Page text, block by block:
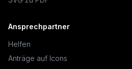
Ansprechpartner
Helfen
Anträge auf Icons